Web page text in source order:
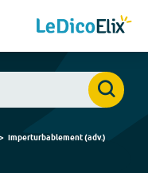
imperturbablement(adv.)